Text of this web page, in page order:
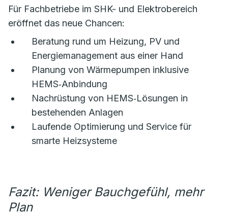
Für Fachbetriebe im SHK- und Elektrobereich
eröffnet das neue Chancen:
Beratung rund um Heizung, PV und
Energiemanagement aus einer Hand
Planung von Wärmepumpen inklusive
HEMS‑Anbindung
Nachrüstung von HEMS‑Lösungen in
bestehenden Anlagen
Laufende Optimierung und Service für
smarte Heizsysteme
Fazit: Weniger Bauchgefühl, mehr
Plan